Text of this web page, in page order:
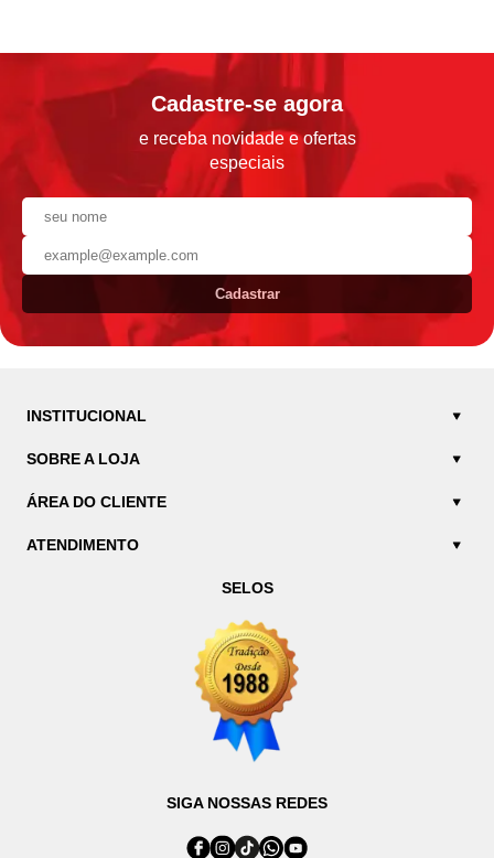
Cadastre-se agora
e receba novidade e ofertas
especiais
Cadastrar
INSTITUCIONAL
SOBRE A LOJA
ÁREA DO CLIENTE
ATENDIMENTO
SELOS
SIGA NOSSAS REDES